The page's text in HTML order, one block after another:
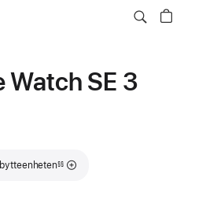
Watch SE 3
Fotnote
§§